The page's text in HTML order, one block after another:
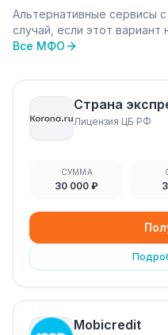
Альтернативные сервисы
случай, если этот вариант
Все МФО
Страна
Лицензия ЦБ РФ
СУММА
30 000 ₽
Mobicredit